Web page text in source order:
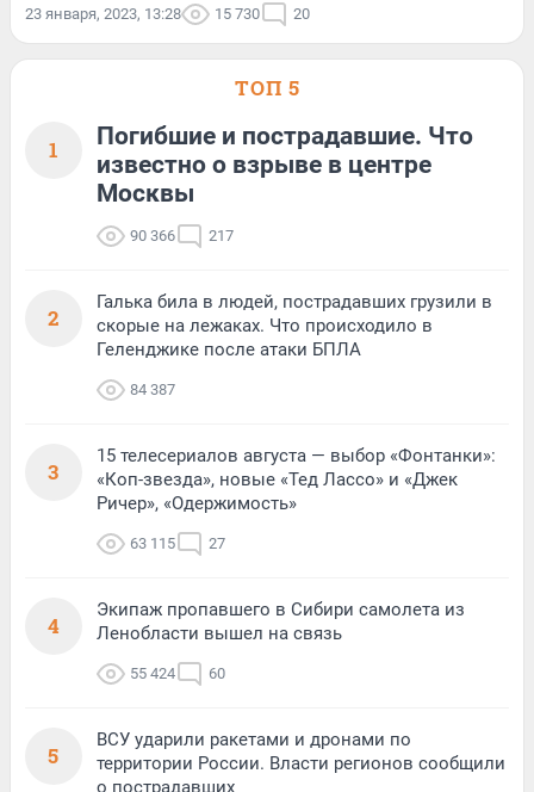
23 января, 2023, 13:28 15 730 20
ТОП 5
1
Погибшие и пострадавшие. Что
известно о взрыве в центре
Москвы
90 366 217
2
Галька била в людей, пострадавших грузили в
скорые на лежаках. Что происходило в
Геленджике после атаки БПЛА
84 387
3
15 телесериалов августа — выбор «Фонтанки»:
«Коп-звезда», новые «Тед Лассо» и «Джек
Ричер», «Одержимость»
63 115 27
4
Экипаж пропавшего в Сибири самолета из
Ленобласти вышел на связь
55 424 60
5
ВСУ ударили ракетами и дронами по
территории России. Власти регионов сообщили
о пострадавших